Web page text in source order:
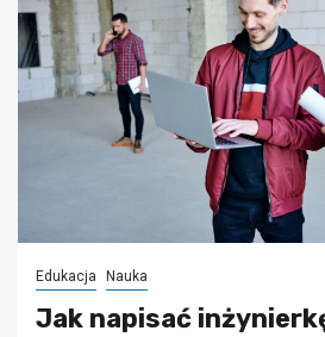
Edukacja Nauka
Jak napisać